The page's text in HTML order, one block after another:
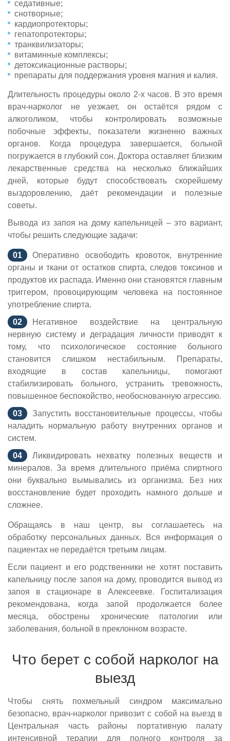
седативные;
снотворные;
кардиопротекторы;
гепатопротекторы;
транквилизаторы;
витаминные комплексы;
детоксикационные растворы;
препараты для поддержания уровня магния и калия.
Длительность процедуры около 2-х часов. В это время
врач-нарколог не уезжает, он остаётся рядом с
алкоголиком, чтобы контролировать возможные
побочные эффекты, показатели жизненно важных
органов. Когда процедура завершается, больной
погружается в глубокий сон. Доктора оставляет близким
лекарственные средства на несколько ближайших
дней, которые будут способствовать скорейшему
выздоровлению, даёт рекомендации и полезные
советы.
Вывода из запоя на дому капельницей – это вариант,
чтобы решить следующие задачи:
Оперативно освободить кровоток, внутренние
органы и ткани от остатков спирта, следов токсинов и
продуктов их распада. Именно они становятся главным
триггером, провоцирующим человека на постоянное
употребление спирта.
Негативное воздействие на центральную
нервную систему и деградация личности приводят к
тому, что психологическое состояние больного
становится слишком нестабильным. Препараты,
входящие в состав капельницы, помогают
стабилизировать больного, устранить тревожность,
повышенное беспокойство, необоснованную агрессию.
Запустить восстановительные процессы, чтобы
наладить нормальную работу внутренних органов и
систем.
Ликвидировать нехватку полезных веществ и
минералов. За время длительного приёма спиртного
они буквально вымывались из организма. Без них
восстановление будет проходить намного дольше и
сложнее.
Обращаясь в наш центр, вы соглашаетесь на
обработку персональных данных. Вся информация о
пациентах не передаётся третьим лицам.
Если пациент и его родственники не хотят поставить
капельницу после запоя на дому, проводится вывод из
запоя в стационаре в Алексеевке. Госпитализация
рекомендована, когда запой продолжается более
месяца, обострены хронические патологии или
заболевания, больной в преклонном возрасте.
Что берет с собой нарколог на
выезд
Чтобы снять похмельный синдром максимально
безопасно, врач-нарколог привозит с собой на выезд в
Центральная часть районы портативную палату
интенсивной терапии для полного контроля за